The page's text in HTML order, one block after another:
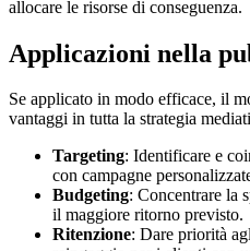
allocare le risorse di conseguenza.
Applicazioni nella
Se applicato in modo efficace, il
vantaggi in tutta la strategia
Targeting: Identificare e
con campagne
Budgeting: Concentrare la
il maggiore ritorno previsto.
Ritenzione: Dare priorità